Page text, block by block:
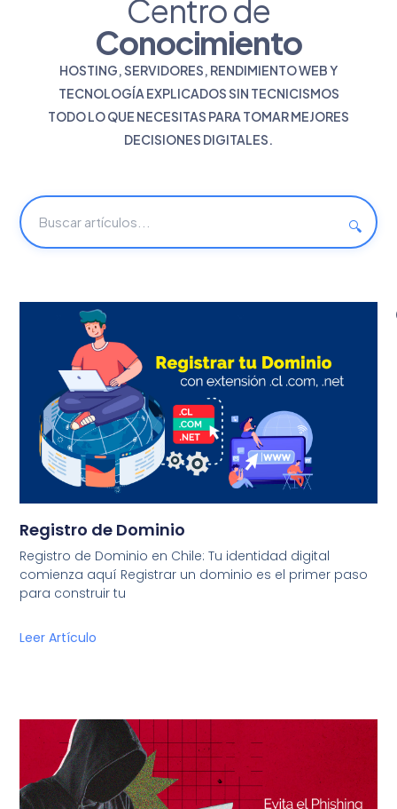
Centro de
Conocimiento
HOSTING, SERVIDORES, RENDIMIENTO WEB Y
TECNOLOGÍA EXPLICADOS SIN TECNICISMOS
TODO LO QUE NECESITAS PARA TOMAR MEJORES
DECISIONES DIGITALES.
🔍
Registro de Dominio
Registro de Dominio en Chile: Tu identidad digital
comienza aquí Registrar un dominio es el primer paso
para construir tu
Leer Artículo